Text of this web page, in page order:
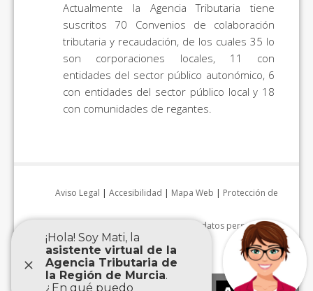
Actualmente la Agencia Tributaria tiene
suscritos 70 Convenios de colaboración
tributaria y recaudación, de los cuales 35 lo
son corporaciones locales, 11 con
entidades del sector público autonómico, 6
con entidades del sector público local y 18
con comunidades de regantes.
Aviso Legal | Accesibilidad | Mapa Web | Protección de
datos personales|